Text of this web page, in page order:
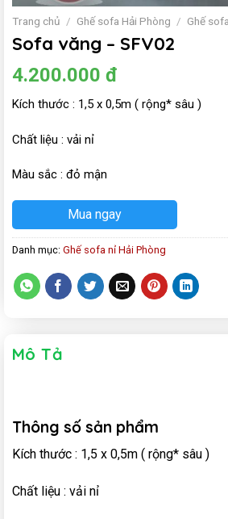
Trang chủ / Ghế sofa Hải Phòng / Ghế
Sofa văng – SFV02
4.200.000 đ
Kích thước : 1,5 x 0,5m ( rộng* sâu )
Chất liệu : vải nỉ
Màu sắc : đỏ mận
Mua ngay
Danh mục: Ghế sofa nỉ Hải Phòng
Mô Tả
Thông số sản phẩm
Kích thước : 1,5 x 0,5m ( rộng* sâu )
Chất liệu : vải nỉ